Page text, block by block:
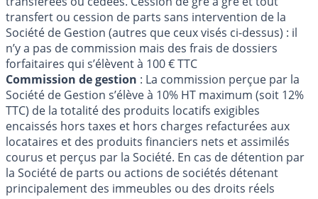
transfert ou cession de parts sans intervention de la
Société de Gestion (autres que ceux visés ci-dessus) : il
n’y a pas de commission mais des frais de dossiers
forfaitaires qui s’élèvent à 100 € TTC
Commission de gestion : La commission perçue par la
Société de Gestion s’élève à 10% HT maximum (soit 12%
TTC) de la totalité des produits locatifs exigibles
encaissés hors taxes et hors charges refacturées aux
locataires et des produits financiers nets et assimilés
courus et perçus par la Société. En cas de détention par
la Société de parts ou actions de sociétés détenant
principalement des immeubles ou des droits réels